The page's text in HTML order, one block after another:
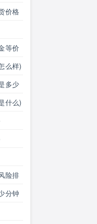
价格
等价
么样)
多少
什么)
险排
分钟